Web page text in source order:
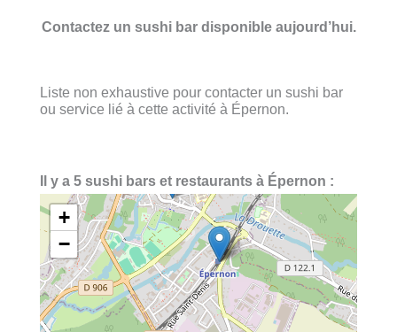
Contactez un sushi bar disponible aujourd’hui.
Liste non exhaustive pour contacter un sushi bar
ou service lié à cette activité à Épernon.
Il y a 5 sushi bars et restaurants à Épernon :
+
−